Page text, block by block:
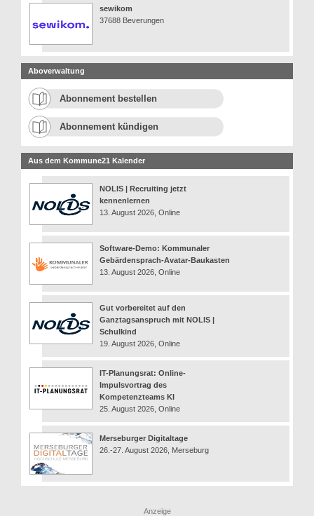
sewikom
37688 Beverungen
Aboverwaltung
Abonnement bestellen
Abonnement kündigen
Aus dem Kommune21 Kalender
NOLIS | Recruiting jetzt
kennenlernen
13. August 2026, Online
Software-Demo: Kommunaler
Gebärdensprach-Avatar-Baukasten
13. August 2026, Online
Gut vorbereitet auf den
Ganztagsanspruch mit NOLIS |
Schulkind
19. August 2026, Online
IT-Planungsrat: Online-
Impulsvortrag des
Kompetenzteams KI
25. August 2026, Online
Merseburger Digitaltage
26.-27. August 2026, Merseburg
Anzeige